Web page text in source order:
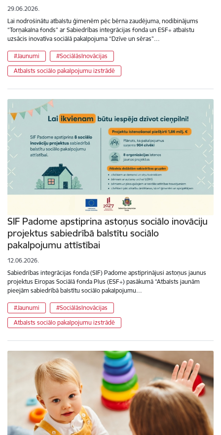
29.06.2026.
Lai nodrošinātu atbalstu ģimenēm pēc bērna zaudējuma, nodibinājums
“Torņakalna fonds” ar Sabiedrības integrācijas fonda un ESF+ atbalstu
uzsācis inovatīva sociālā pakalpojuma “Dzīve un sēras”…
#Jaunumi
#SociālāsInovācijas
Atbalsts sociālo pakalpojumu izstrādē
SIF Padome apstiprina astoņus sociālo inovāciju
projektus sabiedrībā balstītu sociālo
pakalpojumu attīstībai
12.06.2026.
Sabiedrības integrācijas fonda (SIF) Padome apstiprinājusi astoņus jaunus
projektus Eiropas Sociālā fonda Plus (ESF+) pasākumā “Atbalsts jaunām
pieejām sabiedrībā balstītu sociālo pakalpojumu…
#Jaunumi
#SociālāsInovācijas
Atbalsts sociālo pakalpojumu izstrādē